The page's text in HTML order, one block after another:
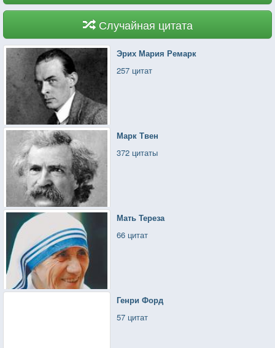
Случайная цитата
Эрих Мария Ремарк
257 цитат
Марк Твен
372 цитаты
Мать Тереза
66 цитат
Генри Форд
57 цитат